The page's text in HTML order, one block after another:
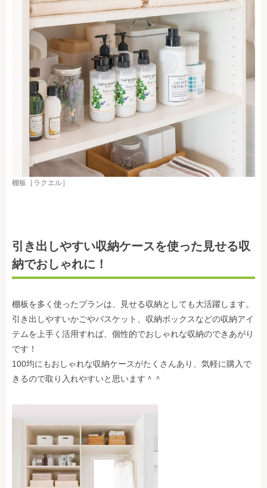
棚板［ラクエル］
引き出しやすい収納ケースを使った見せる収
納でおしゃれに！
棚板を多く使ったプランは、見せる収納としても大活躍します。
引き出しやすいかごやバスケット、収納ボックスなどの収納アイ
テムを上手く活用すれば、個性的でおしゃれな収納のできあがり
です！
100均にもおしゃれな収納ケースがたくさんあり、気軽に購入で
きるので取り入れやすいと思います＾＾